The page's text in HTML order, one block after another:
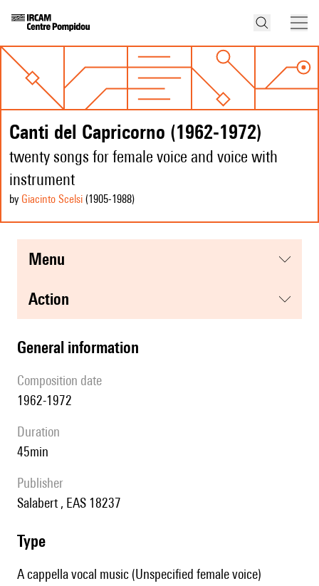
Canti del Capricorno (1962-1972)
twenty songs for female voice and voice with
instrument
by Giacinto Scelsi (1905-1988)
menu
action
general information
composition date
1962-1972
duration
45min
publisher
Salabert , EAS 18237
type
A cappella vocal music (Unspecified female voice)